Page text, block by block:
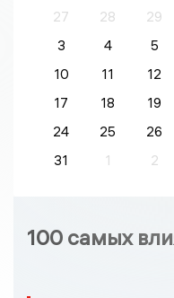
27
28 29
3
4 5
10
11 12
17
18 19
24
25 26
31
1 2
100 самых